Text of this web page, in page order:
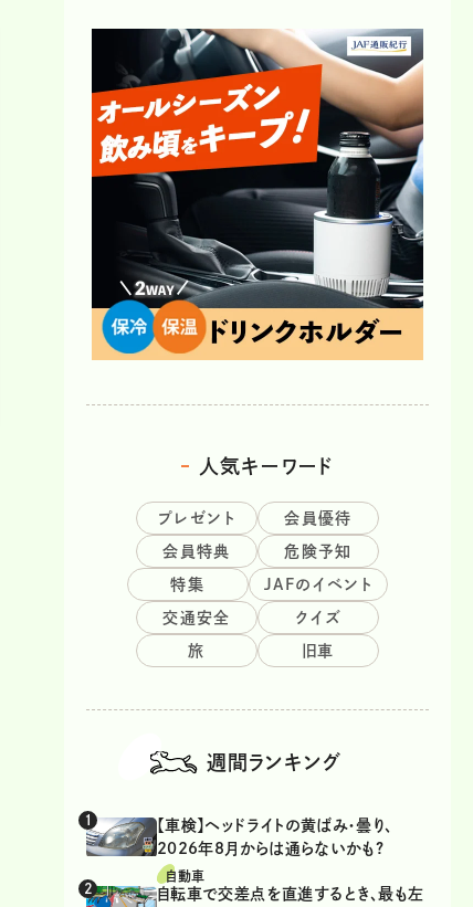
人気キーワード
プレゼント 会員優待
会員特典 危険予知
特集 JAFのイベント
交通安全 クイズ
旅 旧車
週間ランキング
【車検】ヘッドライトの黄ばみ・曇り、
2026年8月からは通らないかも?
自動車
自転車で交差点を直進するとき、最も左